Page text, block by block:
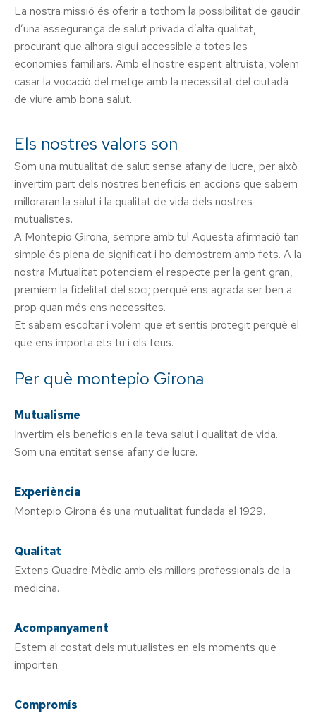
La nostra missió és oferir a tothom la possibilitat de gaudir
d’una assegurança de salut privada d’alta qualitat,
procurant que alhora sigui accessible a totes les
economies familiars. Amb el nostre esperit altruista, volem
casar la vocació del metge amb la necessitat del ciutadà
de viure amb bona salut.
Els nostres valors son
Som una mutualitat de salut sense afany de lucre, per això
invertim part dels nostres beneficis en accions que sabem
milloraran la salut i la qualitat de vida dels nostres
mutualistes.
A Montepio Girona, sempre amb tu! Aquesta afirmació tan
simple és plena de significat i ho demostrem amb fets. A la
nostra Mutualitat potenciem el respecte per la gent gran,
premiem la fidelitat del soci; perquè ens agrada ser ben a
prop quan més ens necessites.
Et sabem escoltar i volem que et sentis protegit perquè el
que ens importa ets tu i els teus.
Per què montepio Girona
Mutualisme
Invertim els beneficis en la teva salut i qualitat de vida.
Som una entitat sense afany de lucre.
Experiència
Montepio Girona és una mutualitat fundada el 1929.
Qualitat
Extens Quadre Mèdic amb els millors professionals de la
medicina.
Acompanyament
Estem al costat dels mutualistes en els moments que
importen.
Compromís